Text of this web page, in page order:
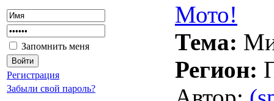
Запомнить меня
Регистрация
Забыли свой пароль?
Мото!
Тема:
Регион: